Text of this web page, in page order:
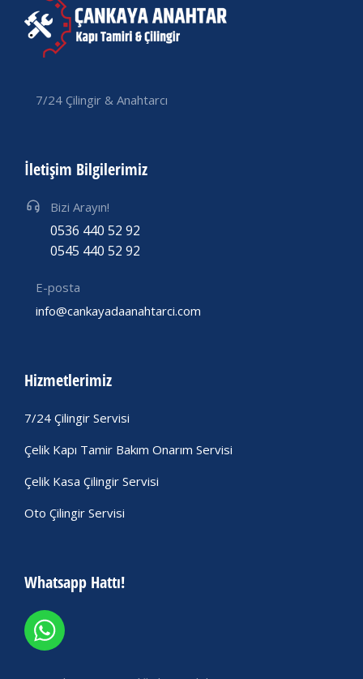
7/24 Çilingir & Anahtarcı
İletişim Bilgilerimiz
Bizi Arayın!
0536 440 52 92
0545 440 52 92
E-posta
info@cankayadaanahtarci.com
Hizmetlerimiz
7/24 Çilingir Servisi
Çelik Kapı Tamir Bakım Onarım Servisi
Çelik Kasa Çilingir Servisi
Oto Çilingir Servisi
Whatsapp Hattı!